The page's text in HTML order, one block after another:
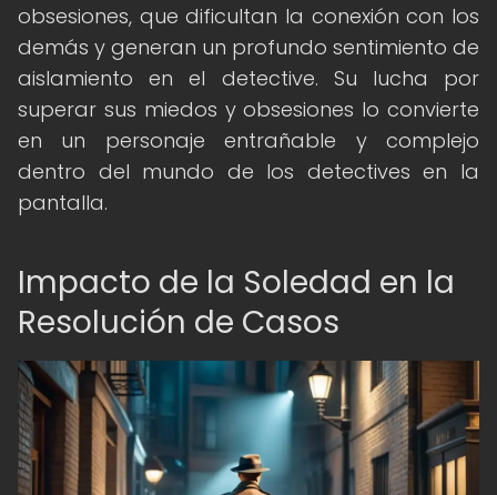
obsesiones, que dificultan la conexión con los
demás y generan un profundo sentimiento de
aislamiento en el detective. Su lucha por
superar sus miedos y obsesiones lo convierte
en un personaje entrañable y complejo
dentro del mundo de los detectives en la
pantalla.
Impacto de la Soledad en la
Resolución de Casos